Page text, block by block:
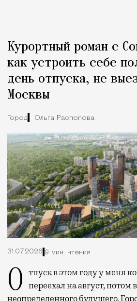
Курортный роман с
как устроить себе
день отпуска, не
Москвы
Город Ольга Распопова
31.07.2026 9 мин. чтения
Отпуск в этом году у меня кочует: сначала переехал на август, потом
неопределенного будущего.